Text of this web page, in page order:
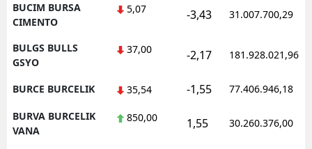
BUCIM BURSA
CIMENTO
5,07 -3,43 31.007.700,29
BULGS BULLS
GSYO
37,00 -2,17 181.928.021,96
BURCE BURCELIK 35,54 -1,55 77.406.946,18
BURVA BURCELIK
VANA
850,00 1,55 30.260.376,00